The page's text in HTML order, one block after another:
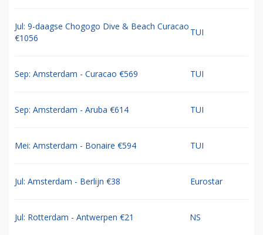
Jul: 9-daagse Chogogo Dive & Beach Curacao
€1056
TUI
Sep: Amsterdam - Curacao €569 TUI
Sep: Amsterdam - Aruba €614 TUI
Mei: Amsterdam - Bonaire €594 TUI
Jul: Amsterdam - Berlijn €38 Eurostar
Jul: Rotterdam - Antwerpen €21 NS